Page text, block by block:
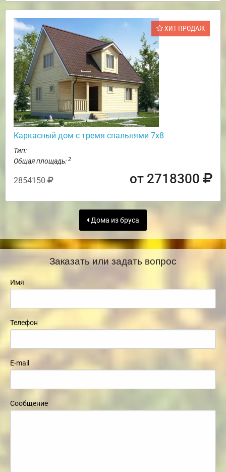
ХИТ ПРОДАЖ
Каркасный дом с тремя спальнями 7х8
Тип:
Общая площадь: 2
2854150 от 2718300
Дома из бруса
Заказать или задать вопрос
Имя
Телефон
E-mail
Сообщение